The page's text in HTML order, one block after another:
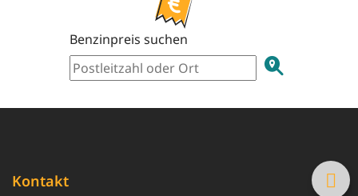
Benzinpreis suchen
Kontakt